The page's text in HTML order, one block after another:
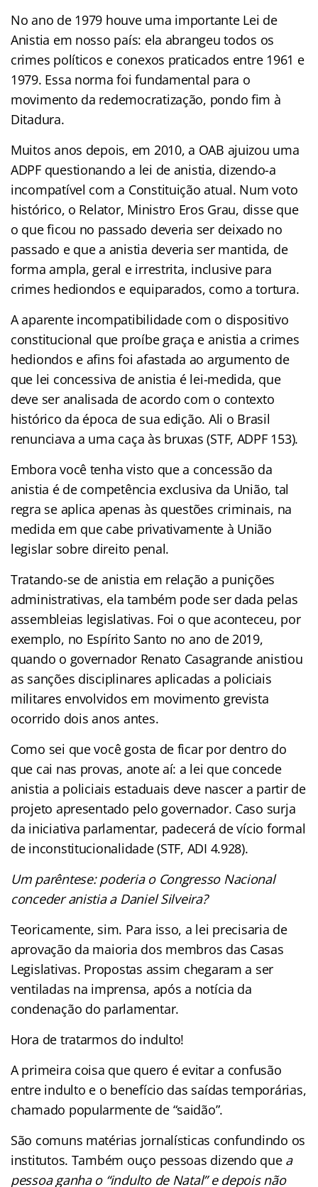
No ano de 1979 houve uma importante Lei de
Anistia em nosso país: ela abrangeu todos os
crimes políticos e conexos praticados entre 1961 e
1979. Essa norma foi fundamental para o
movimento da redemocratização, pondo fim à
Ditadura.
Muitos anos depois, em 2010, a OAB ajuizou uma
ADPF questionando a lei de anistia, dizendo-a
incompatível com a Constituição atual. Num voto
histórico, o Relator, Ministro Eros Grau, disse que
o que ficou no passado deveria ser deixado no
passado e que a anistia deveria ser mantida, de
forma ampla, geral e irrestrita, inclusive para
crimes hediondos e equiparados, como a tortura.
A aparente incompatibilidade com o dispositivo
constitucional que proíbe graça e anistia a crimes
hediondos e afins foi afastada ao argumento de
que lei concessiva de anistia é lei-medida, que
deve ser analisada de acordo com o contexto
histórico da época de sua edição. Ali o Brasil
renunciava a uma caça às bruxas (STF, ADPF 153).
Embora você tenha visto que a concessão da
anistia é de competência exclusiva da União, tal
regra se aplica apenas às questões criminais, na
medida em que cabe privativamente à União
legislar sobre direito penal.
Tratando-se de anistia em relação a punições
administrativas, ela também pode ser dada pelas
assembleias legislativas. Foi o que aconteceu, por
exemplo, no Espírito Santo no ano de 2019,
quando o governador Renato Casagrande anistiou
as sanções disciplinares aplicadas a policiais
militares envolvidos em movimento grevista
ocorrido dois anos antes.
Como sei que você gosta de ficar por dentro do
que cai nas provas, anote aí: a lei que concede
anistia a policiais estaduais deve nascer a partir de
projeto apresentado pelo governador. Caso surja
da iniciativa parlamentar, padecerá de vício formal
de inconstitucionalidade (STF, ADI 4.928).
Um parêntese: poderia o Congresso Nacional
conceder anistia a Daniel Silveira?
Teoricamente, sim. Para isso, a lei precisaria de
aprovação da maioria dos membros das Casas
Legislativas. Propostas assim chegaram a ser
ventiladas na imprensa, após a notícia da
condenação do parlamentar.
Hora de tratarmos do indulto!
A primeira coisa que quero é evitar a confusão
entre indulto e o benefício das saídas temporárias,
chamado popularmente de “saidão”.
São comuns matérias jornalísticas confundindo os
institutos. Também ouço pessoas dizendo que a
pessoa ganha o “indulto de Natal” e depois não